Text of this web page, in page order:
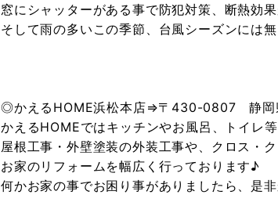
窓にシャッターがある事で防犯対策、断熱効果
そして雨の多いこの季節、台風シーズンには
◎かえるHOME浜松本店⇒〒430-0807 静岡
かえるHOMEではキッチンやお風呂、トイレ
屋根工事・外壁塗装の外装工事や、クロス・
お家のリフォームを幅広く行っております♪
何かお家の事でお困り事がありましたら、是